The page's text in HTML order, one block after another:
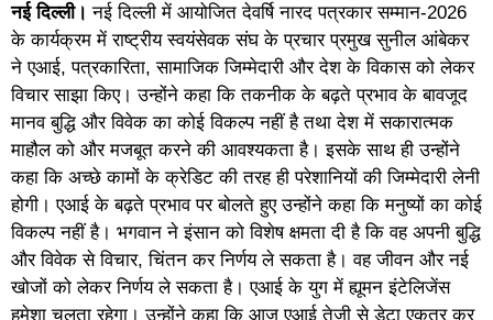
नई दिल्ली। नई दिल्ली में आयोजित देवर्षि नारद पत्रकार सम्मान-2026
के कार्यक्रम में राष्ट्रीय स्वयंसेवक संघ के प्रचार प्रमुख सुनील आंबेकर
ने एआई, पत्रकारिता, सामाजिक जिम्मेदारी और देश के विकास को लेकर
विचार साझा किए। उन्होंने कहा कि तकनीक के बढ़ते प्रभाव के बावजूद
मानव बुद्धि और विवेक का कोई विकल्प नहीं है तथा देश में सकारात्मक
माहौल को और मजबूत करने की आवश्यकता है। इसके साथ ही उन्होंने
कहा कि अच्छे कामों के क्रेडिट की तरह ही परेशानियों की जिम्मेदारी लेनी
होगी। एआई के बढ़ते प्रभाव पर बोलते हुए उन्होंने कहा कि मनुष्यों का कोई
विकल्प नहीं है। भगवान ने इंसान को विशेष क्षमता दी है कि वह अपनी बुद्धि
और विवेक से विचार, चिंतन कर निर्णय ले सकता है। वह जीवन और नई
खोजों को लेकर निर्णय ले सकता है। एआई के युग में ह्यूमन इंटेलिजेंस
हमेशा चलता रहेगा। उन्होंने कहा कि आज एआई तेजी से डेटा एकत्र कर